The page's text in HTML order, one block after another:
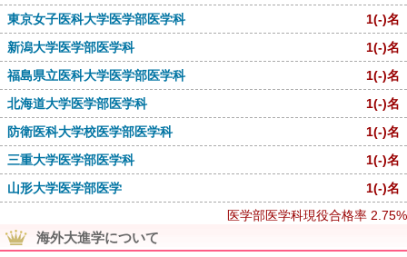
東京女子医科大学医学部医学科 1(-)名
新潟大学医学部医学科
1(-)名
福島県立医科大学医学部医学科
1(-)名
北海道大学医学部医学科
1(-)名
防衛医科大学校医学部医学科
1(-)名
三重大学医学部医学科
1(-)名
山形大学医学部医学
1(-)名
医学部医学科現役合格率 2.75%
海外大進学について